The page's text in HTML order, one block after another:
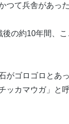
つて兵舎があっ
後の約10年間、
がゴロゴロとあ
ッカマウガ」と